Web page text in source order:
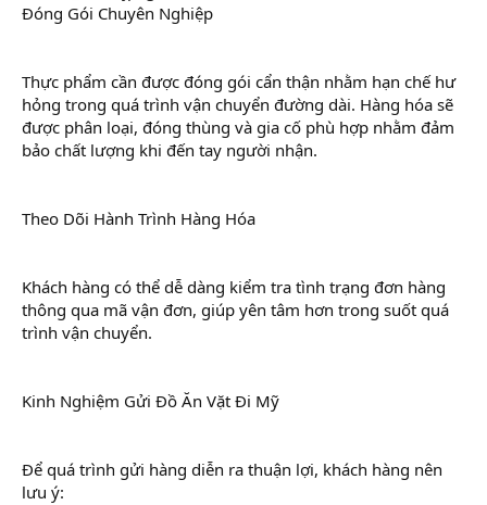
Đóng Gói Chuyên Nghiệp
Thực phẩm cần được đóng gói cẩn thận nhằm hạn chế hư
hỏng trong quá trình vận chuyển đường dài. Hàng hóa sẽ
được phân loại, đóng thùng và gia cố phù hợp nhằm đảm
bảo chất lượng khi đến tay người nhận.
Theo Dõi Hành Trình Hàng Hóa
Khách hàng có thể dễ dàng kiểm tra tình trạng đơn hàng
thông qua mã vận đơn, giúp yên tâm hơn trong suốt quá
trình vận chuyển.
Kinh Nghiệm Gửi Đồ Ăn Vặt Đi Mỹ
Để quá trình gửi hàng diễn ra thuận lợi, khách hàng nên
lưu ý: